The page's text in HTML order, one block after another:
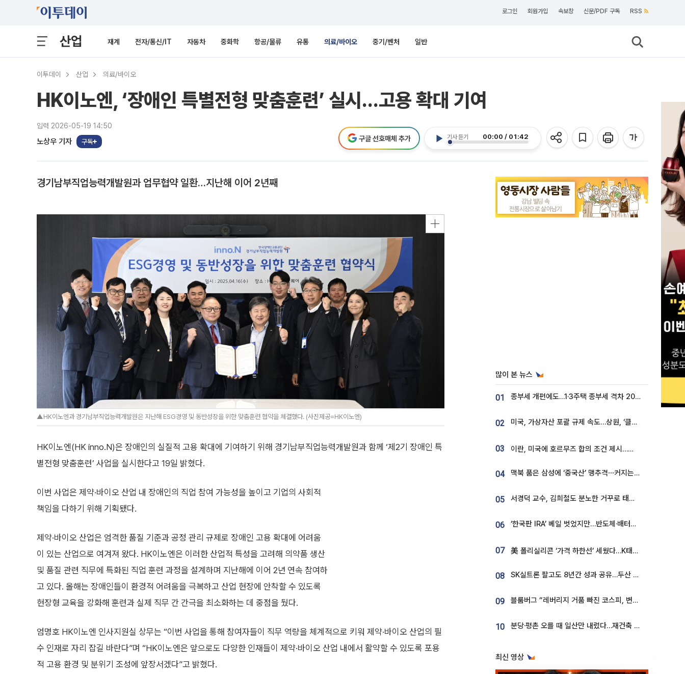
로그인 회원가입 속보창 신문/PDF 구독 RSS
산업 재계 전자/통신/IT 자동차 중화학 항공/물류 유통 의료/바이오 중기/벤처 일반
이투데이 산업 의료/바이오
HK이노엔, ‘장애인 특별전형 맞춤훈련’ 실시…고용 확대 기여
입력 2026-05-19 14:50
노상우 기자 구독
기사 듣기 00:00 / 01:42
구글 선호매체 추가
경기남부직업능력개발원과 업무협약 일환…지난해 이어 2년째
▲HK이노엔과 경기남부직업능력개발원은 지난해 ESG경영 및 동반성장을 위한 맞춤훈련 협약을 체결했다. (사진제공=HK이노엔)
HK이노엔(HK inno.N)은 장애인의 실질적 고용 확대에 기여하기 위해 경기남부직업능력개발원과 함께 ‘제2기 장애인 특
별전형 맞춤훈련’ 사업을 실시한다고 19일 밝혔다.
이번 사업은 제약·바이오 산업 내 장애인의 직업 참여 가능성을 높이고 기업의 사회적
책임을 다하기 위해 기획됐다.
제약·바이오 산업은 엄격한 품질 기준과 공정 관리 규제로 장애인 고용 확대에 어려움
이 있는 산업으로 여겨져 왔다. HK이노엔은 이러한 산업적 특성을 고려해 의약품 생산
및 품질 관련 직무에 특화된 직업 훈련 과정을 설계하며 지난해에 이어 2년 연속 참여하
고 있다. 올해는 장애인들이 환경적 어려움을 극복하고 산업 현장에 안착할 수 있도록
현장형 교육을 강화해 훈련과 실제 직무 간 간극을 최소화하는 데 중점을 뒀다.
엄명호 HK이노엔 인사지원실 상무는 “이번 사업을 통해 참여자들이 직무 역량을 체계적으로 키워 제약·바이오 산업의 필
수 인재로 자리 잡길 바란다”며 “HK이노엔은 앞으로도 다양한 인재들이 제약·바이오 산업 내에서 활약할 수 있도록 포용
적 고용 환경 및 분위기 조성에 앞장서겠다”고 밝혔다.
많이 본 뉴스
01 종부세 개편에도…1·3주택 종부세 격차 2028년부터 확대
02 미국, 가상자산 포괄 규제 속도…상원, ‘클래리티법’ 9월 절차투표 추진
03 이란, 미국에 호르무즈 합의 조건 제시…美 “경기 아직 안 끝나” [종합]
04 맥북 품은 삼성에 ‘중국산’ 맹추격⋯커지는 노트북 OLED 시장
05 서경덕 교수, 김희철도 분노한 거꾸로 태극기⋯"엉터리는 아냐, 아쉬울 뿐"
06 ‘한국판 IRA’ 베일 벗었지만…반도체·배터리 업계 “시행령이 관건”
07 美 폴리실리콘 ‘가격 하한선’ 세웠다…K태양광 수혜 기대
08 SK실트론 팔고도 8년간 성과 공유…두산 인수대금 2.3조가 끝 아냐
09 블룸버그 “레버리지 거품 빠진 코스피, 변동성 최악 국면 지났을 가능성”
10 분당·평촌 오를 때 일산만 내렸다…재건축 기대감도 ‘무색’
최신 영상